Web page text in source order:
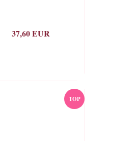
37,60 EUR
TOP